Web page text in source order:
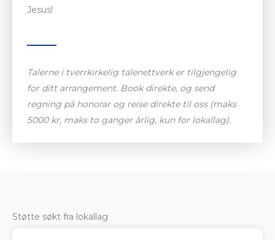
Jesus!
Talerne i tverrkirkelig talenettverk er tilgjengelig
for ditt arrangement. Book direkte, og send
regning på honorar og reise direkte til oss (maks
5000 kr, maks to ganger årlig, kun for lokallag).
Støtte søkt fra lokallag